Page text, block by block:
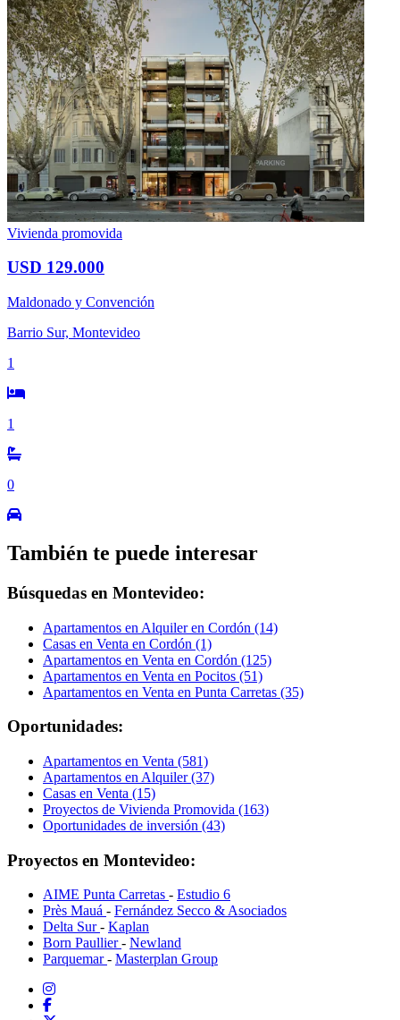
Vivienda promovida
USD 129.000
Maldonado y Convención
Barrio Sur, Montevideo
1
1
0
También te puede interesar
Búsquedas en Montevideo:
Apartamentos en Alquiler en Cordón (14)
Casas en Venta en Cordón (1)
Apartamentos en Venta en Cordón (125)
Apartamentos en Venta en Pocitos (51)
Apartamentos en Venta en Punta Carretas (35)
Oportunidades:
Apartamentos en Venta (581)
Apartamentos en Alquiler (37)
Casas en Venta (15)
Proyectos de Vivienda Promovida (163)
Oportunidades de inversión (43)
Proyectos en Montevideo:
AIME Punta Carretas - Estudio 6
Près Mauá - Fernández Secco & Asociados
Delta Sur- Kaplan
Born Paullier- Newland
Parquemar- Masterplan Group